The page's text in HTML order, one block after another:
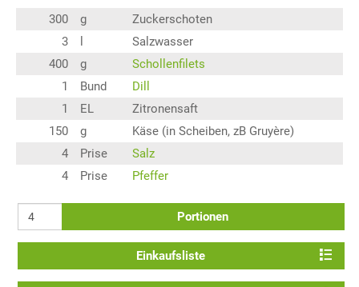
300 g
Zuckerschoten
3
Salzwasser
400
g
Schollenfilets
1
Bund
Dill
1
EL
Zitronensaft
150
g
Käse (in Scheiben, zB Gruyère)
4
Prise
Salz
4
Prise Pfeffer
Portionen
Einkaufsliste